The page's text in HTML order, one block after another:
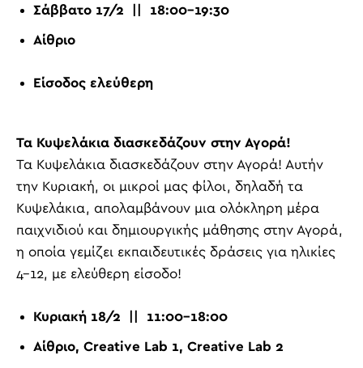
Σάββατο 17/2 || 18:00-19:30
Αίθριο
Είσοδος ελεύθερη
Τα Κυψελάκια διασκεδάζουν στην Αγορά!
Τα Κυψελάκια διασκεδάζουν στην Αγορά! Αυτήν
την Κυριακή, οι μικροί μας φίλοι, δηλαδή τα
Κυψελάκια, απολαμβάνουν μια ολόκληρη μέρα
παιχνιδιού και δημιουργικής μάθησης στην Αγορά,
η οποία γεμίζει εκπαιδευτικές δράσεις για ηλικίες
4-12, με ελεύθερη είσοδο!
Κυριακή 18/2 || 11:00-18:00
Αίθριο, Creative Lab 1, Creative Lab 2